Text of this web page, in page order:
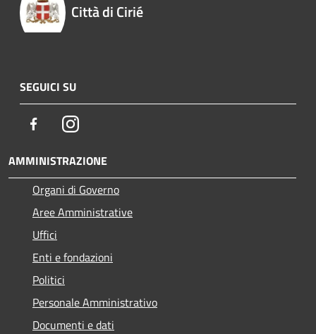
Città di Cirié
SEGUICI SU
FacebookInstagram
AMMINISTRAZIONE
Organi di Governo
Aree Amministrative
Uffici
Enti e fondazioni
Politici
Personale Amministrativo
Documenti e dati